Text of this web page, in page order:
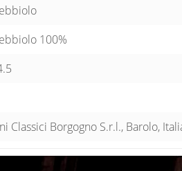
100%
Classici Borgogno S.r.l., Barolo,